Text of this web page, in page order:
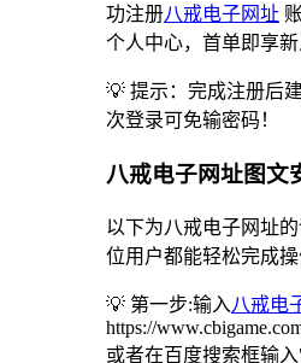
功注册八戒电子网址
个人中心，首单即享新
💡 提示：完成注册后
次登录可免输密码！
八戒电子网址图文
以下为八戒电子网址
位用户都能轻松完成操
💡 第一步:输入 八戒电
https://
或者在百度搜索框输